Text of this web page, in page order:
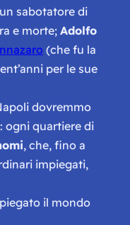
sabotatore di
e morte; Adolfo
(che fu la
per le sue
dovremmo
ogni quartiere di
, che, fino a
impiegati,
il mondo